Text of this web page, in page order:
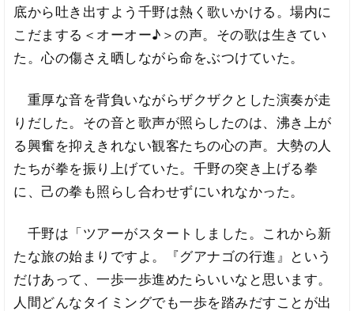
底から吐き出すよう千野は熱く歌いかける。場内に
こだまする＜オーオー♪＞の声。その歌は生きてい
た。心の傷さえ晒しながら命をぶつけていた。
重厚な音を背負いながらザクザクとした演奏が走
りだした。その音と歌声が照らしたのは、沸き上が
る興奮を抑えきれない観客たちの心の声。大勢の人
たちが拳を振り上げていた。千野の突き上げる拳
に、己の拳も照らし合わせずにいれなかった。
千野は「ツアーがスタートしました。これから新
たな旅の始まりですよ。『グアナゴの行進』という
だけあって、一歩一歩進めたらいいなと思います。
人間どんなタイミングでも一歩を踏みだすことが出